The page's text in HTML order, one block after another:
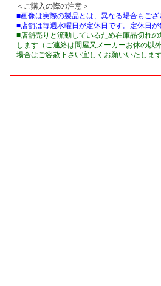
＜ご購入の際の注意＞
■画像は実際の製品とは、異なる場合もござ
■店舗は毎週水曜日が定休日です。定休日
■店舗売りと流動しているため在庫品切れ
します（ご連絡は問屋又メーカーお休の以
場合はご容赦下さい宜しくお願いいたします